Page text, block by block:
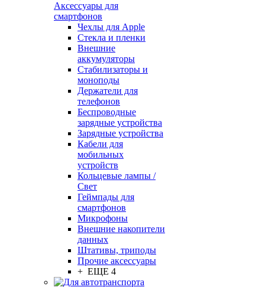
Аксессуары для
смартфонов
Чехлы для Apple
Стекла и пленки
Внешние
аккумуляторы
Стабилизаторы и
моноподы
Держатели для
телефонов
Беспроводные
зарядные устройства
Зарядные устройства
Кабели для
мобильных
устройств
Кольцевые лампы /
Свет
Геймпады для
смартфонов
Микрофоны
Внешние накопители
данных
Штативы, триподы
Прочие аксессуары
+ ЕЩЕ 4